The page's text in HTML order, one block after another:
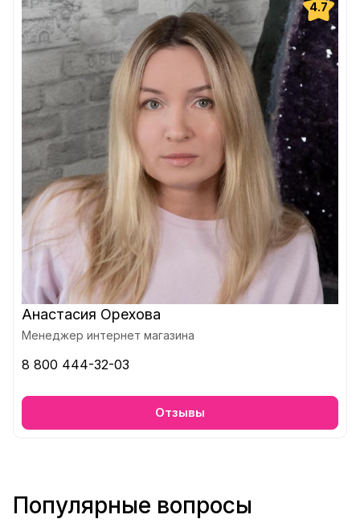
4.7
Анастасия Орехова
Менеджер интернет магазина
8 800 444-32-03
Отзывы
Популярные вопросы